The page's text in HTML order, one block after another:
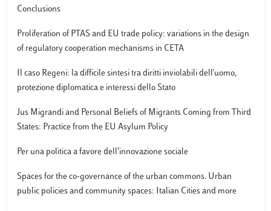
Conclusions
Proliferation of PTAS and EU trade policy: variations in the design
of regulatory cooperation mechanisms in CETA
Il caso Regeni: la difficile sintesi tra diritti inviolabili dell'uomo,
protezione diplomatica e interessi dello Stato
Jus Migrandi and Personal Beliefs of Migrants Coming from Third
States: Practice from the EU Asylum Policy
Per una politica a favore dell’innovazione sociale
Spaces for the co-governance of the urban commons. Urban
public policies and community spaces: Italian Cities and more